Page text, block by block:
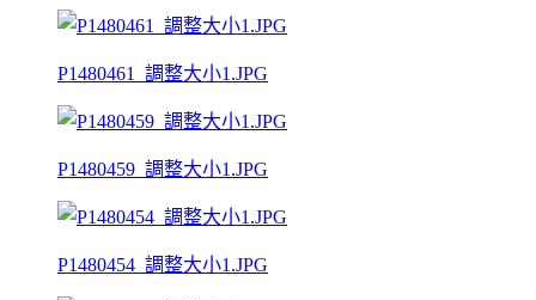
P1480461_調整大小1.JPG
P1480459_調整大小1.JPG
P1480454_調整大小1.JPG